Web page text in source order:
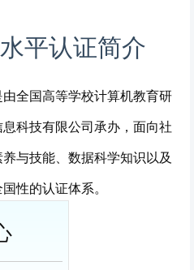
平认证简介
全国高等学校计算机教育研
科技有限公司承办，面向社
与技能、数据科学知识以及
性的认证体系。